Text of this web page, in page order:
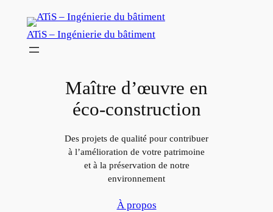
ATiS – Ingénierie du bâtiment
Maître d’œuvre en
éco-construction
Des projets de qualité pour contribuer
à l’amélioration de votre patrimoine
et à la préservation de notre
environnement
À propos